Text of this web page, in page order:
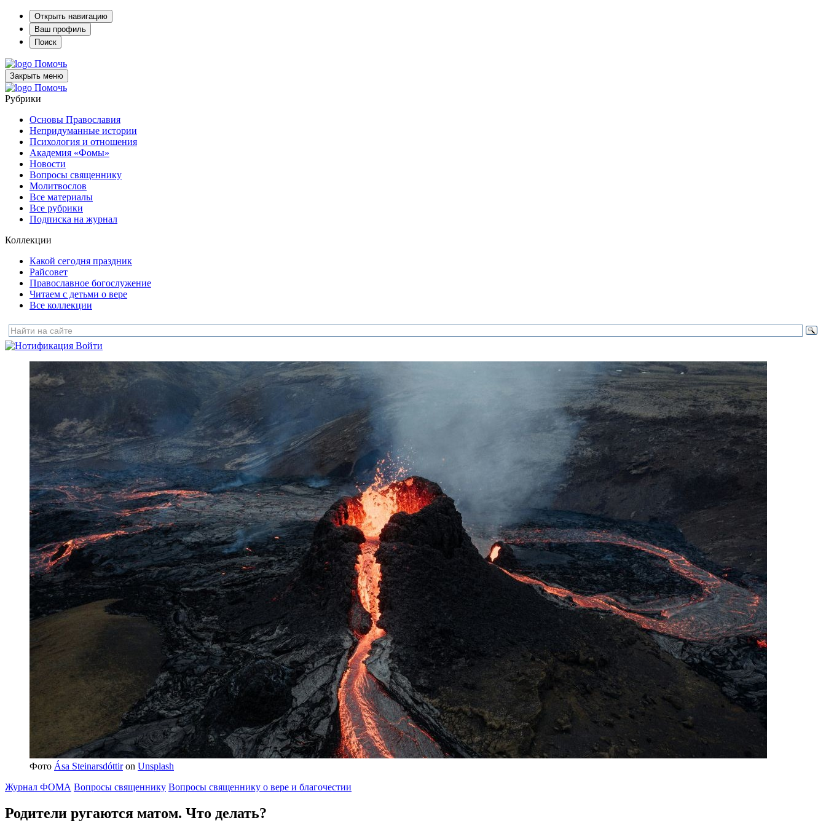
Открыть навигацию
Ваш профиль
Поиск
Помочь
Закрыть меню
Помочь
Рубрики
Основы Православия
Непридуманные истории
Психология и отношения
Академия «Фомы»
Новости
Вопросы священнику
Молитвослов
Все материалы
Все рубрики
Подписка на журнал
Коллекции
Какой сегодня праздник
Райсовет
Православное богослужение
Читаем с детьми о вере
Все коллекции
Войти
Фото Ása Steinarsdóttiron Unsplash
Журнал ФОМА Вопросы священнику Вопросы священнику о вере и благочестии
Родители ругаются матом. Что делать?